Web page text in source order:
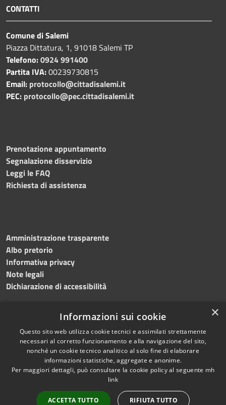
CONTATTI
Comune di Salemi
Piazza Dittatura, 1, 91018 Salemi TP
Telefono:0924 991400
Partita IVA:00239730815
Email: protocollo@cittadisalemi.it
PEC: protocollo@pec.cittadisalemi.it
Prenotazione appuntamento
Segnalazione disservizio
Leggi le FAQ
Richiesta di assistenza
Amministrazione trasparente
Albo pretorio
Informativa privacy
Note legali
Dichiarazione di accessibilità
Accessibilità
Copyright © 2026 • Comune di
Salemi • Powered by
redazione
×
Informazioni sui cookie
Questo sito web utilizza cookie tecnici e assimilati strettamente
necessari al corretto funzionamento e alla navigazione del sito,
nonché un cookie tecnico analitico al solo fine di elaborare
informazioni statistiche, aggregate e anonime.
Per maggiori dettagli, può consultare la cookie policy al seguente mh
link
ACCETTA TUTTO RIFIUTA TUTTO